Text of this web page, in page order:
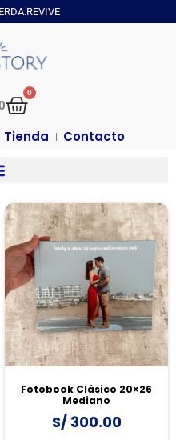
0
Tienda Contacto
Fotobook Clásico 20×26
Mediano
S/300.00